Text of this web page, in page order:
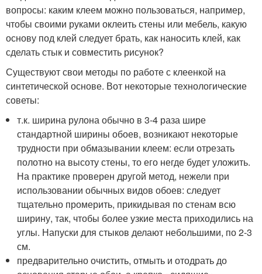
вопросы: каким клеем можно пользоваться, например,
чтобы своими руками оклеить стены или мебель, какую
основу под клей следует брать, как наносить клей, как
сделать стык и совместить рисунок?
Существуют свои методы по работе с клеенкой на
синтетической основе. Вот некоторые технологические
советы:
т.к. ширина рулона обычно в 3-4 раза шире
стандартной ширины обоев, возникают некоторые
трудности при обмазывании клеем: если отрезать
полотно на высоту стены, то его негде будет уложить.
На практике проверен другой метод, нежели при
использовании обычных видов обоев: следует
тщательно промерить, прикидывая по стенам всю
ширину, так, чтобы более узкие места приходились на
углы. Напуски для стыков делают небольшими, по 2-3
см.
предварительно очистить, отмыть и отодрать до